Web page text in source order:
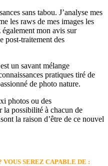
sans tabou. J’analyse mes
les raws de mes images les
mon avis sur
post-traitement des
un savant mélange
pratiques tiré de
de photo nature.
photos ou des
possibilité à chacun de
la raison d’être de ce nouvel
SEREZ CAPABLE DE :